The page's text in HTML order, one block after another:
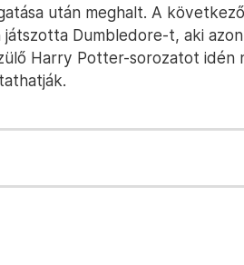
után meghalt. A
játszotta Dumbledore-t, aki
Harry Potter-sorozatot idén